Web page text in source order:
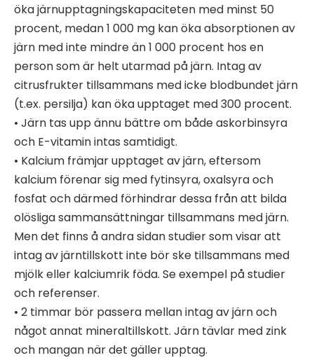
öka järnupptagningskapaciteten med minst 50
procent, medan 1 000 mg kan öka absorptionen av
järn med inte mindre än 1 000 procent hos en
person som är helt utarmad på järn. Intag av
citrusfrukter tillsammans med icke blodbundet järn
(t.ex. persilja) kan öka upptaget med 300 procent.
• Järn tas upp ännu bättre om både askorbinsyra
och E-vitamin intas samtidigt.
• Kalcium främjar upptaget av järn, eftersom
kalcium förenar sig med fytinsyra, oxalsyra och
fosfat och därmed förhindrar dessa från att bilda
olösliga sammansättningar tillsammans med järn.
Men det finns å andra sidan studier som visar att
intag av järntillskott inte bör ske tillsammans med
mjölk eller kalciumrik föda. Se exempel på studier
och referenser.
• 2 timmar bör passera mellan intag av järn och
något annat mineraltillskott. Järn tävlar med zink
och mangan när det gäller upptag.